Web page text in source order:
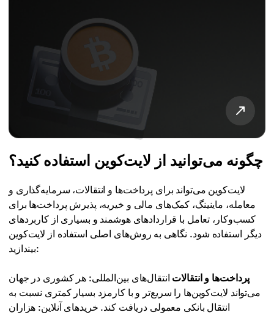
چگونه می‌توانید از لایت‌کوین استفاده کنید؟
لایت‌کوین می‌تواند برای پرداخت‌ها و انتقالات، سرمایه‌گذاری و
معامله، ماینینگ، کمک‌های مالی و خیریه، پذیرش پرداخت‌ها برای
کسب‌وکار، تعامل با قراردادهای هوشمند و بسیاری از کاربردهای
دیگر استفاده شود. نگاهی به روش‌های اصلی استفاده از لایت‌کوین
بیندازید:
پرداخت‌ها و انتقالات انتقال‌های بین‌المللی: هر کشوری در جهان
می‌تواند لایت‌کوین‌ها را سریع‌تر و با کارمزد بسیار کمتری نسبت به
انتقال بانکی معمولی دریافت کند. خریدهای آنلاین: هزاران